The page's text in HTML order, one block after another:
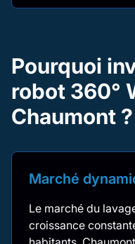
Pourquoi
robot 360°
Chaumont ?
Marché
Le marché du
croissance